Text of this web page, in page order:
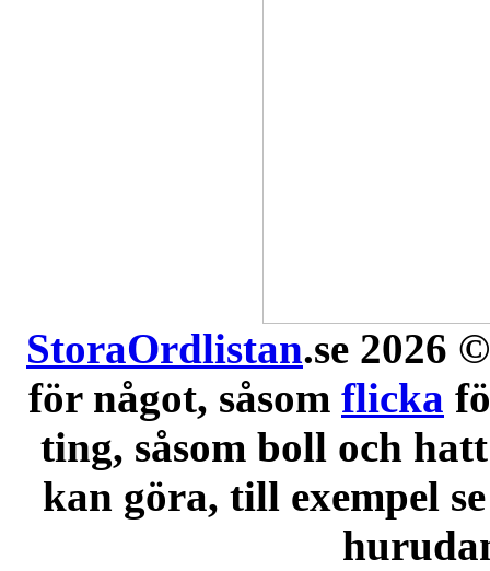
StoraOrdlistan.se 2026
för något, såsom flicka
ting, såsom boll och
kan göra, till exempel